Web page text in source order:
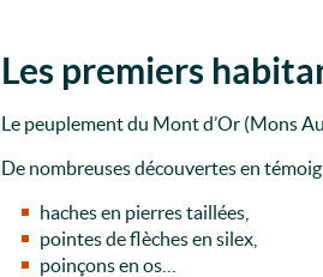
Les premiers
Le peuplement du Mont d’Or (Mons
De nombreuses découvertes en
haches en pierres taillées,
pointes de flèches en silex,
poinçons en os…